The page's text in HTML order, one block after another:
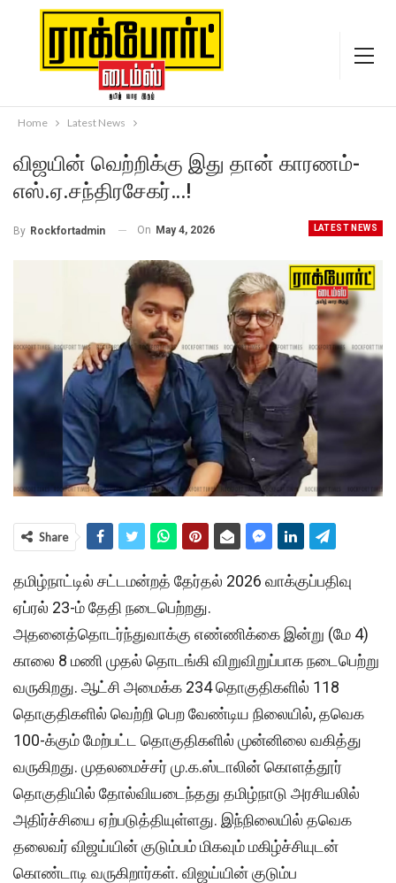
Home Latest News
விஜயின் வெற்றிக்கு இது தான் காரணம்-
எஸ்.ஏ.சந்திரசேகர்…!
LATEST NEWS
By Rockfortadmin On May 4, 2026
Share
தமிழ்நாட்டில் சட்டமன்றத் தேர்தல் 2026 வாக்குப்பதிவு
ஏப்ரல் 23-ம் தேதி நடைபெற்றது.
அதனைத்தொடர்ந்துவாக்கு எண்ணிக்கை இன்று (மே 4)
காலை 8 மணி முதல் தொடங்கி விறுவிறுப்பாக நடைபெற்று
வருகிறது. ஆட்சி அமைக்க 234 தொகுதிகளில் 118
தொகுதிகளில் வெற்றி பெற வேண்டிய நிலையில், தவெக
100-க்கும் மேற்பட்ட தொகுதிகளில் முன்னிலை வகித்து
வருகிறது. முதலமைச்சர் மு.க.ஸ்டாலின் கொளத்தூர்
தொகுதியில் தோல்வியடைந்தது தமிழ்நாடு அரசியலில்
அதிர்ச்சியை ஏற்படுத்தியுள்ளது. இந்நிலையில் தவெக
தலைவர் விஜய்யின் குடும்பம் மிகவும் மகிழ்ச்சியுடன்
கொண்டாடி வருகிறார்கள். விஜய்யின் குடும்ப